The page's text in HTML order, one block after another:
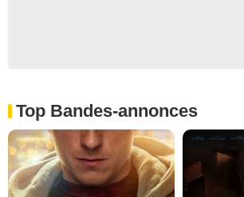
Top Bandes-annonces